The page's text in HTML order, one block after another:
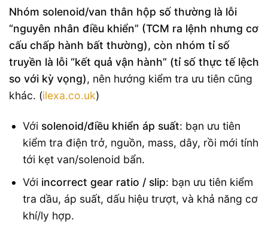
Nhóm solenoid/van thân hộp số thường là lỗi
“nguyên nhân điều khiển” (TCM ra lệnh nhưng cơ
cấu chấp hành bất thường), còn nhóm tỉ số
truyền là lỗi “kết quả vận hành” (tỉ số thực tế lệch
so với kỳ vọng), nên hướng kiểm tra ưu tiên cũng
khác. (ilexa.co.uk)
Với solenoid/điều khiển áp suất: bạn ưu tiên
kiểm tra điện trở, nguồn, mass, dây, rồi mới tính
tới kẹt van/solenoid bẩn.
Với incorrect gear ratio / slip: bạn ưu tiên kiểm
tra dầu, áp suất, dấu hiệu trượt, và khả năng cơ
khí/ly hợp.